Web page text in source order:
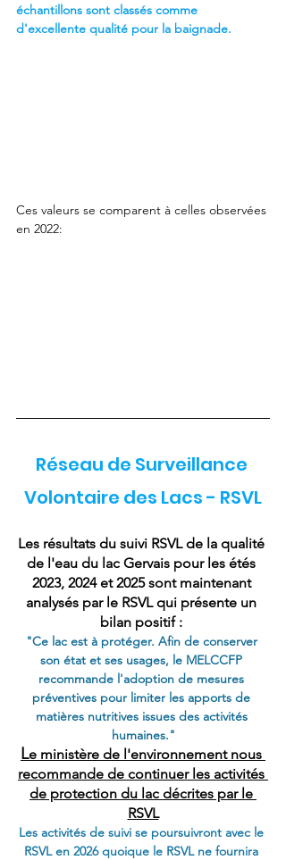
échantillons sont classés comme
d'excellente qualité pour la baignade.
Ces valeurs se comparent à celles observées
en 2022:
Réseau de Surveillance
Volontaire des Lacs - RSVL
Les résultats du suivi RSVL de la qualité
de l'eau du lac Gervais pour les étés
2023, 2024 et 2025 sont maintenant
analysés par le RSVL qui présente un
bilan positif :
"Ce lac est à protéger. Afin de conserver
son état et ses usages, le MELCCFP
recommande l'adoption de mesures
préventives pour limiter les apports de
matières nutritives issues des activités
humaines."
Le ministère de l'environnement nous
recommande de continuer les activités
de protection du lac décrites par le
RSVL
Les activités de suivi se poursuivront avec le
RSVL en 2026 quoique le RSVL ne fournira